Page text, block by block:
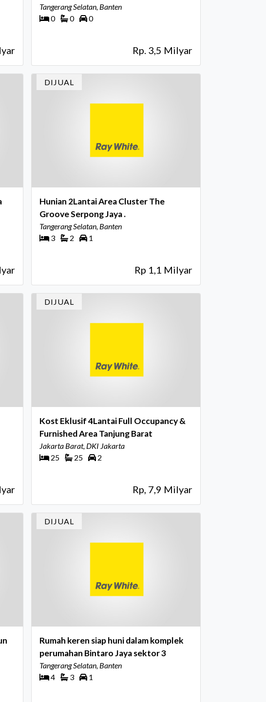
Tangerang Selatan, Banten
0
0 0
Rp. 3,5 Milyar
DIJUAL
Hunian 2Lantai Area Cluster The
Groove Serpong Jaya .
Tangerang Selatan, Banten
3
2 1
Rp 1,1 Milyar
DIJUAL
Kost Eklusif 4Lantai Full Occupancy &
Furnished Area Tanjung Barat
Jakarta Barat, DKI Jakarta
25
25 2
Rp, 7,9 Milyar
DIJUAL
Rumah keren siap huni dalam komplek
perumahan Bintaro Jaya sektor 3
Tangerang Selatan, Banten
4
3 1